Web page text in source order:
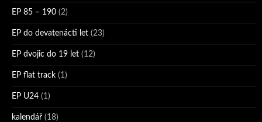
EP 85 – 190 (2)
EP do devatenácti let (23)
EP dvojic do 19 let (12)
EP flat track (1)
EP U24 (1)
kalendář (18)